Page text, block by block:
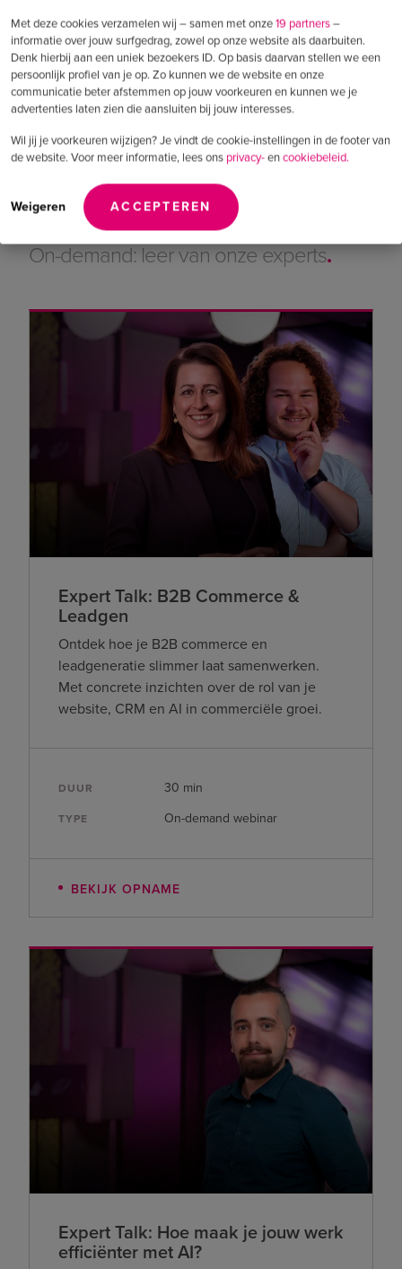
Met deze cookies verzamelen wij – samen met onze19 partners–
informatie over jouw surfgedrag, zowel op onze website als daarbuiten.
Denk hierbij aan een uniek bezoekers ID. Op basis daarvan stellen we een
persoonlijk profiel van je op. Zo kunnen we de website en onze
communicatie beter afstemmen op jouw voorkeuren en kunnen we je
advertenties laten zien die aansluiten bij jouw interesses.
Wil jij je voorkeuren wijzigen? Je vindt de cookie-instellingen in de footer van
de website. Voor meer informatie, lees ons privacy-encookiebeleid.
Weigeren ACCEPTEREN
te bewegen met technologie, AI en nieuwe
manieren van werken.
Lees verder
Bekijk eerdere webinars
On-demand: leer van onze experts.
Expert Talk: B2B Commerce &
Leadgen
Ontdek hoe je B2B commerce en
leadgeneratie slimmer laat samenwerken.
Met concrete inzichten over de rol van je
website, CRM en AI in commerciële groei.
DUUR 30 min
TYPE On-demand webinar
BEKIJK OPNAME
Expert Talk: Hoe maak je jouw werk
efficiënter met AI?